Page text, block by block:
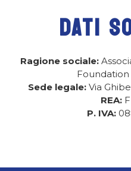
DATI
Ragione sociale:
Sede legale: Via
REA:
P. IVA: